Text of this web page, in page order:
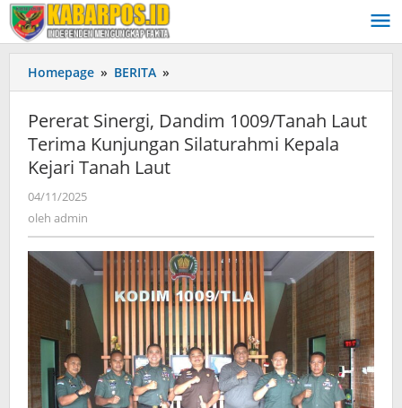
Lewati
ke
konten
Homepage » BERITA »
Sinergi,
Dandim
1009/Tanah
Laut
Kejari
Tanah
Laut
Pererat Sinergi, Dandim 1009/Tanah Laut
Terima Kunjungan Silaturahmi Kepala
Kejari Tanah Laut
04/11/2025
oleh admin